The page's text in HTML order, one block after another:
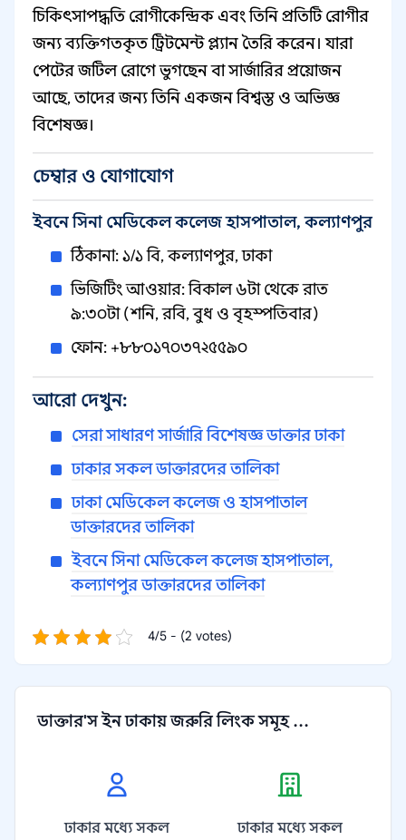
চিকিৎসাপদ্ধতি রোগীকেন্দ্রিক এবং তিনি প্রতিটি রোগীর
জন্য ব্যক্তিগতকৃত ট্রিটমেন্ট প্ল্যান তৈরি করেন। যারা
পেটের জটিল রোগে ভুগছেন বা সার্জারির প্রয়োজন
আছে, তাদের জন্য তিনি একজন বিশ্বস্ত ও অভিজ্ঞ
বিশেষজ্ঞ।
চেম্বার ও যোগাযোগ
ইবনে সিনা মেডিকেল কলেজ হাসপাতাল, কল্যাণপুর
ঠিকানা: ১/১ বি, কল্যাণপুর, ঢাকা
ভিজিটিং আওয়ার: বিকাল ৬টা থেকে রাত
৯:৩০টা (শনি, রবি, বুধ ও বৃহস্পতিবার)
ফোন: +৮৮০১৭০৩৭২৫৫৯০
আরো দেখুন:
সেরা সাধারণ সার্জারি বিশেষজ্ঞ ডাক্তার ঢাকা
ঢাকার সকল ডাক্তারদের তালিকা
ঢাকা মেডিকেল কলেজ ও হাসপাতাল
ডাক্তারদের তালিকা
ইবনে সিনা মেডিকেল কলেজ হাসপাতাল,
কল্যাণপুর ডাক্তারদের তালিকা
4/5 - (2 votes)
ডাক্তার'স ইন ঢাকায় জরুরি লিংক সমূহ ...
ঢাকার মধ্যে সকল
ঢাকার মধ্যে সকল